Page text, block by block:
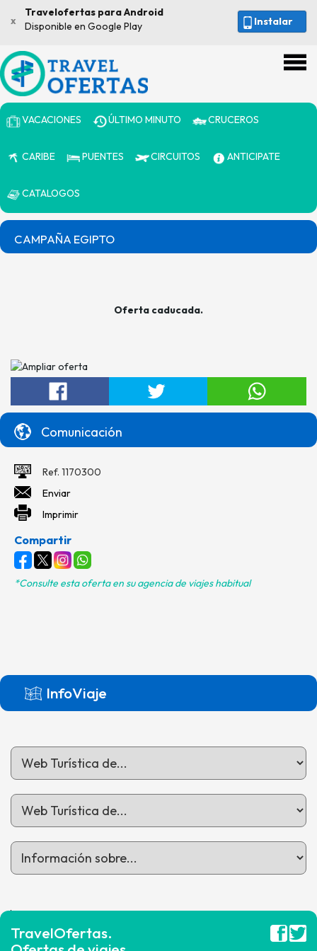
Instalar
x
Travelofertas para Android
Disponible en Google Play
VACACIONES ÚLTIMO MINUTO CRUCEROS
CARIBE PUENTES CIRCUITOS ANTICIPATE
CATALOGOS
CAMPAÑA EGIPTO
Oferta caducada.
Comunicación
Ref. 1170300
Enviar
Imprimir
Compartir
*Consulte esta oferta en su agencia de viajes habitual
InfoViaje
TravelOfertas.